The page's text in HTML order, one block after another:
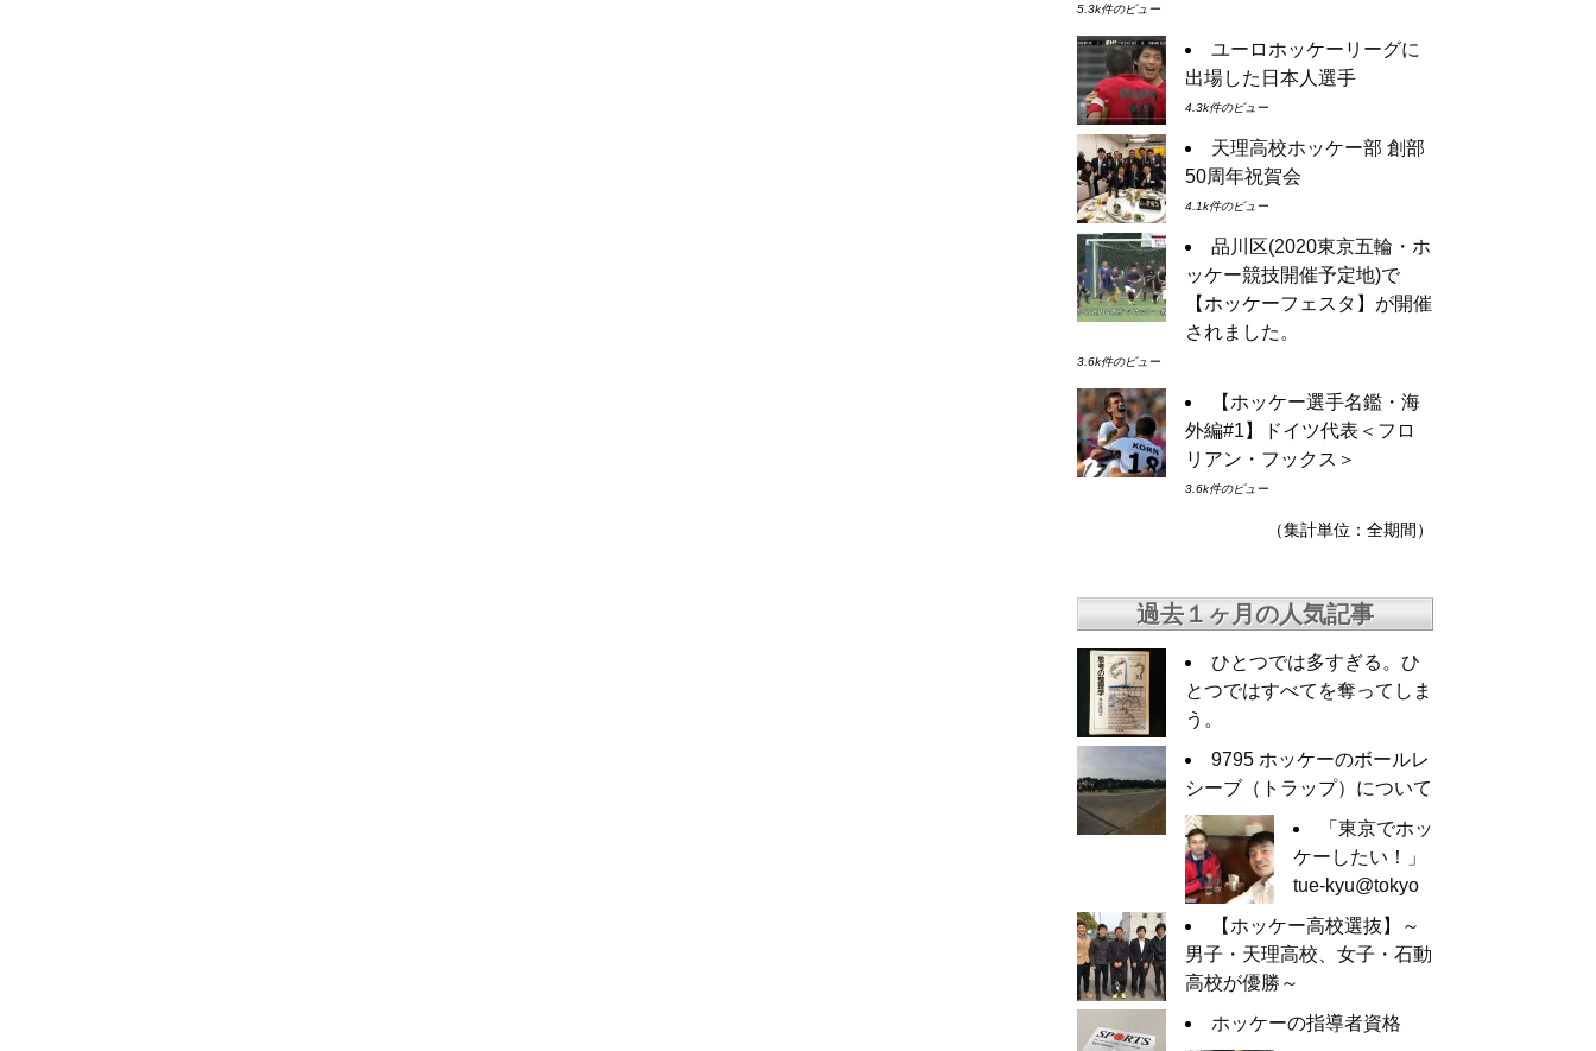
5.3k件のビュー
ユーロホッケーリーグに
出場した日本人選手
4.3k件のビュー
天理高校ホッケー部 創部
50周年祝賀会
4.1k件のビュー
品川区(2020東京五輪・ホ
ッケー競技開催予定地)で
【ホッケーフェスタ】が開催
されました。
3.6k件のビュー
【ホッケー選手名鑑・海
外編#1】ドイツ代表＜フロ
リアン・フックス＞
3.6k件のビュー
（集計単位：全期間）
過去１ヶ月の人気記事
ひとつでは多すぎる。ひ
とつではすべてを奪ってしま
う。
9795 ホッケーのボールレ
シーブ（トラップ）について
「東京でホッ
ケーしたい！」
tue-kyu@tokyo
【ホッケー高校選抜】～
男子・天理高校、女子・石動
高校が優勝～
ホッケーの指導者資格